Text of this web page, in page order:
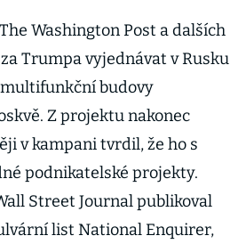
Washington Post a dalších
Trumpa vyjednávat v Rusku
budovy
Z projektu nakonec
v kampani tvrdil, že ho s
podnikatelské projekty.
Street Journal publikoval
list National Enquirer,